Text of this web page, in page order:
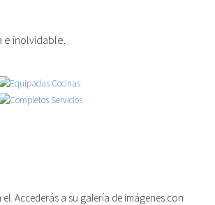
e inolvidable.
Accederás a su galería de imágenes con